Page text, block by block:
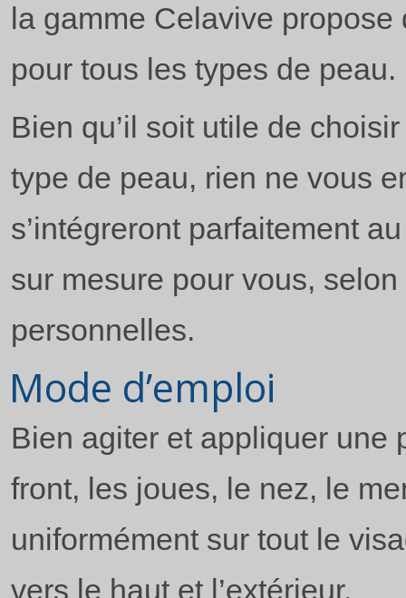
la gamme Celavive
pour tous les types de peau.
Bien qu’il soit utile de
type de peau, rien ne vous
s’intégreront parfaitement
sur mesure pour vous,
personnelles.
Mode d’emploi
Bien agiter et appliquer une
front, les joues, le nez, le
uniformément sur tout le
vers le haut et l’extérieur.